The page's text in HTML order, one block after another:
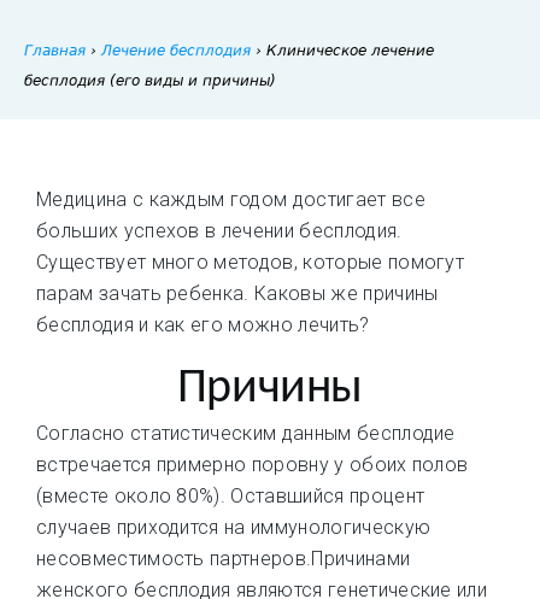
Главная ›Лечение бесплодия › Клиническое лечение
бесплодия (его виды и причины)
Медицина с каждым годом достигает все
больших успехов в лечении бесплодия.
Существует много методов, которые помогут
парам зачать ребенка. Каковы же причины
бесплодия и как его можно лечить?
Причины
Согласно статистическим данным бесплодие
встречается примерно поровну у обоих полов
(вместе около 80%). Оставшийся процент
случаев приходится на иммунологическую
несовместимость партнеров.Причинами
женского бесплодия являются генетические или